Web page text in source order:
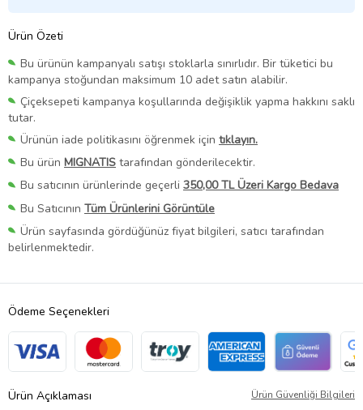
Ürün Özeti
Bu ürünün kampanyalı satışı stoklarla sınırlıdır. Bir tüketici bu
kampanya stoğundan maksimum 10 adet satın alabilir.
Çiçeksepeti kampanya koşullarında değişiklik yapma hakkını saklı
tutar.
Ürünün iade politikasını öğrenmek için tıklayın.
Bu ürün MIGNATIS tarafından gönderilecektir.
Bu satıcının ürünlerinde geçerli 350,00 TL Üzeri Kargo Bedava
Bu Satıcının Tüm Ürünlerini Görüntüle
Ürün sayfasında gördüğünüz fiyat bilgileri, satıcı tarafından
belirlenmektedir.
Ödeme Seçenekleri
Ürün Açıklaması Ürün Güvenliği Bilgileri